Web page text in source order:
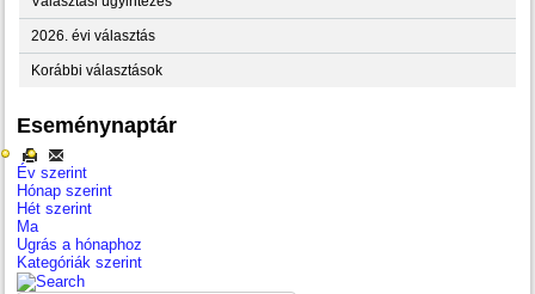
2026. évi választás
Korábbi választások
Eseménynaptár
Év szerint
Hónap szerint
Hét szerint
Ma
Ugrás a hónaphoz
Kategóriák szerint